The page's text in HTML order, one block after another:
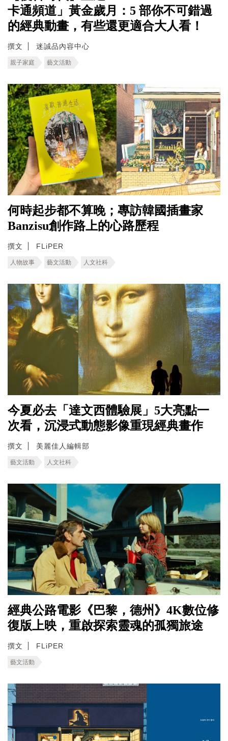
卡通頻道」黃金歲月：5 部你不可錯過
的經典動畫，有些還更適合大人看！
撰文 迷誠品內容中心
親子家庭 藝文活動
何時起步都不算晚；專訪韓國插畫家
Banzisu創作路上的心路歷程
撰文 FLiPER
人物故事 藝文活動 人文社科
今夏必去「達文西體驗展」5大亮點一
次看，沉浸式動態影像重現經典畫作
撰文 美麗佳人編輯部
藝文活動 人文社科
經典公路電影《巴黎，德州》4K數位修
復版上映，重啟探索靈魂的孤獨旅途
撰文 FLiPER
藝文活動